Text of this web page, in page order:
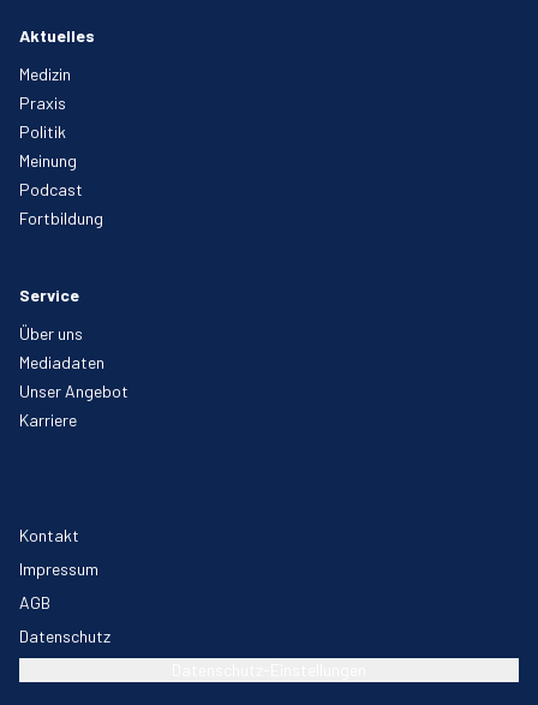
Aktuelles
Medizin
Praxis
Politik
Meinung
Podcast
Fortbildung
Service
Über uns
Mediadaten
Unser Angebot
Karriere
Kontakt
Impressum
AGB
Datenschutz